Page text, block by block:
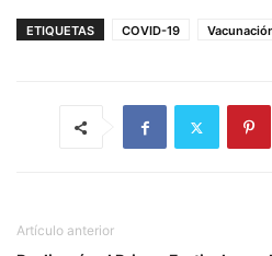
ETIQUETAS COVID-19
Artículo anterior